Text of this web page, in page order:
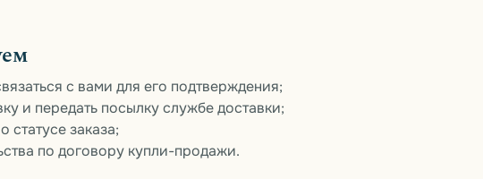
с вами для его подтверждения;
и передать посылку службе доставки;
статусе заказа;
по договору купли-продажи.